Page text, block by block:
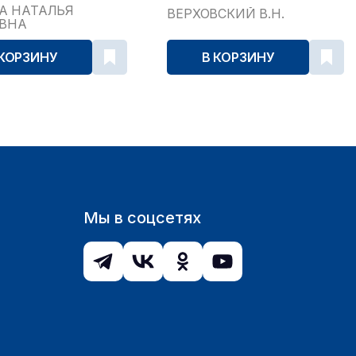
НАТАЛЬЯ
ВЕРХОВСКИЙ В.Н.
В КОРЗИНУ
Мы в соцсетях